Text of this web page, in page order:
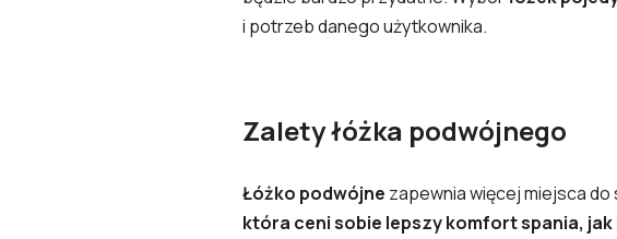
i potrzeb danego użytkownika.
Zalety łóżka podwójnego
Łóżko podwójne zapewnia więcej miejsca
która ceni sobie lepszy komfort spania, jak